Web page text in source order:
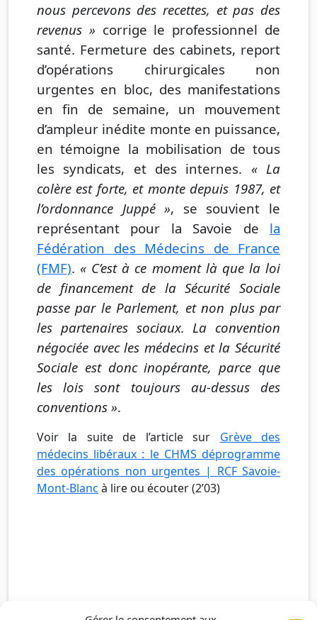
nous percevons des recettes, et pas des
revenus » corrige le professionnel de
santé. Fermeture des cabinets, report
d’opérations chirurgicales non
urgentes en bloc, des manifestations
en fin de semaine, un mouvement
d’ampleur inédite monte en puissance,
en témoigne la mobilisation de tous
les syndicats, et des internes. « La
colère est forte, et monte depuis 1987, et
l’ordonnance Juppé », se souvient le
représentant pour la Savoie de la
Fédération des Médecins de France
(FMF). « C’est à ce moment là que la loi
de financement de la Sécurité Sociale
passe par le Parlement, et non plus par
les partenaires sociaux. La convention
négociée avec les médecins et la Sécurité
Sociale est donc inopérante, parce que
les lois sont toujours au-dessus des
conventions ».
Voir la suite de l’article sur Grève des
médecins libéraux : le CHMS déprogramme
des opérations non urgentes | RCF Savoie-
Mont-Blanc à lire ou écouter (2’03)